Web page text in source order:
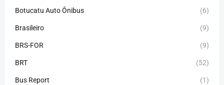
Botucatu Auto Ônibus (6)
Brasileiro (9)
BRS-FOR (9)
BRT (52)
Bus Report (1)